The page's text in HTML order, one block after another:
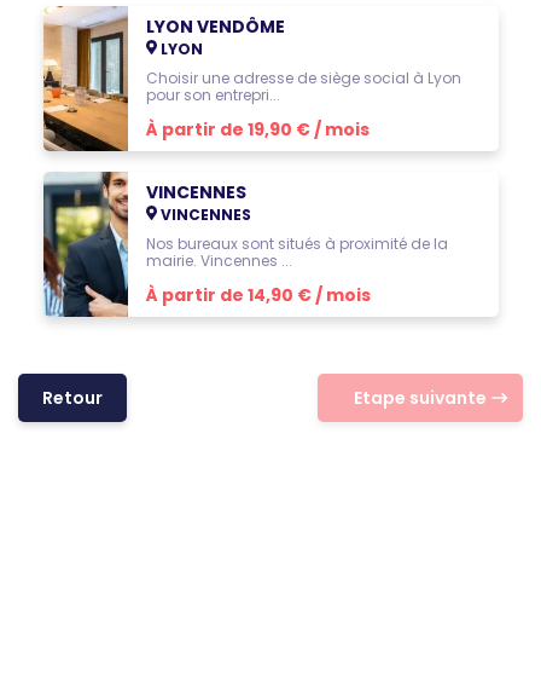
LYON VENDÔME
LYON
Choisir une adresse de siège social à Lyon
pour son entrepri...
À partir de 19,90 € / mois
VINCENNES
VINCENNES
Nos bureaux sont situés à proximité de la
mairie. Vincennes ...
À partir de 14,90 € / mois
Retour Etape suivante